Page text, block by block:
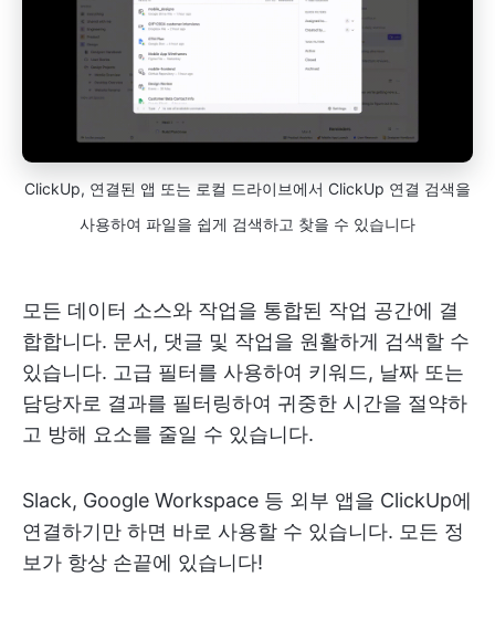
ClickUp, 연결된 앱 또는 로컬 드라이브에서 ClickUp 연결 검색을
사용하여 파일을 쉽게 검색하고 찾을 수 있습니다
모든 데이터 소스와 작업을 통합된 작업 공간에 결
합합니다. 문서, 댓글 및 작업을 원활하게 검색할 수
있습니다. 고급 필터를 사용하여 키워드, 날짜 또는
담당자로 결과를 필터링하여 귀중한 시간을 절약하
고 방해 요소를 줄일 수 있습니다.
Slack, Google Workspace 등 외부 앱을 ClickUp에
연결하기만 하면 바로 사용할 수 있습니다. 모든 정
보가 항상 손끝에 있습니다!